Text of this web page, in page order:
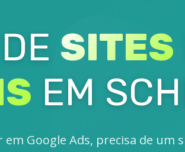
SITES
EM
em Google Ads, precisa de um